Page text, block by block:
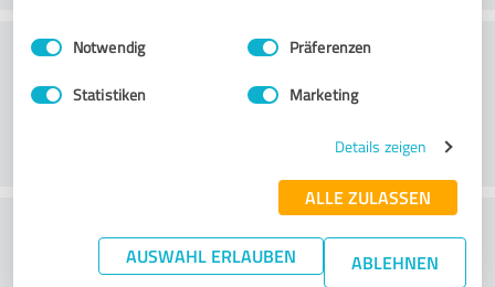
Impressum Datenschutzbestimmungen
Einwilligungsauswahl
Notwendig Präferenzen
Statistiken Marketing
Details zeigen
ALLE ZULASSEN
AUSWAHL ERLAUBEN ABLEHNEN
Kundservice
What do you think of the price to
performance ratio?